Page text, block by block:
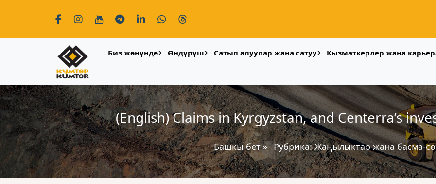
Биз жөнүндө Өндүрүш Сатып алуулар жана сатуу Кызматкерлер жана
(English) Claims in Kyrgyzstan, and Centerra’s
Башкы бет» Рубрика:Жаңылыктар жана басма-